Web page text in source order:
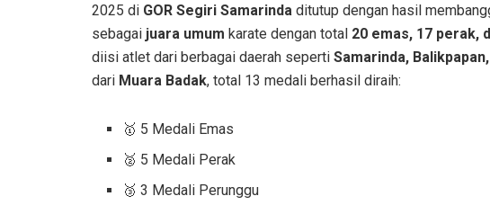
2025 di GOR Segiri Samarinda ditutup dengan hasil
sebagai juara umum karate dengan total 20 emas, 17 perak,
diisi atlet dari berbagai daerah seperti Samarinda,
dari Muara Badak, total 13 medali berhasil diraih:
🥇 5 Medali Emas
🥈 5 Medali Perak
🥉 3 Medali Perunggu